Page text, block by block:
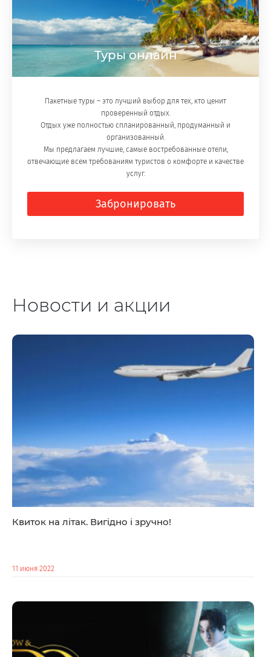
Туры онлайн
Пакетные туры – это лучший выбор для тех, кто ценит
проверенный отдых.
Отдых уже полностью спланированный, продуманный и
организованный.
Мы предлагаем лучшие, самые востребованные отели,
отвечающие всем требованиям туристов о комфорте и качестве
услуг.
Забронировать
Новости и акции
Квиток на літак. Вигідно і зручно!
11 июня 2022